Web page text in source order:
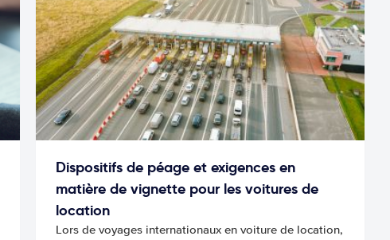
Dispositifs de péage et exigences en
matière de vignette pour les voitures de
location
Lors de voyages internationaux en voiture de location,